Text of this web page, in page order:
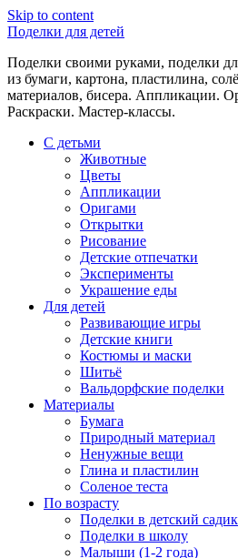
Skip to content
Поделки для детей
Поделки своими руками, поделки
из бумаги, картона, пластилина,
материалов, бисера. Аппликации.
Раскраски. Мастер-классы.
С детьми
Животные
Цветы
Аппликации
Оригами
Открытки
Рисование
Детские отпечатки
Эксперименты
Украшение еды
Для детей
Развивающие игры
Детские книги
Костюмы и маски
Шитьё
Вальдорфские поделки
Материалы
Бумага
Природный материал
Ненужные вещи
Глина и пластилин
Соленое теста
По возрасту
Поделки в детский садик
Поделки в школу
Малыши (1-2 года)